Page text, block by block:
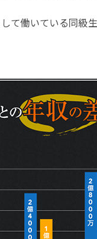
て働いている同級